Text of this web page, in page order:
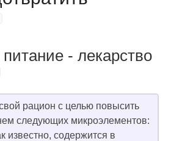
- лекарство
рацион с целью повысить
следующих микроэлементов:
известно, содержится в